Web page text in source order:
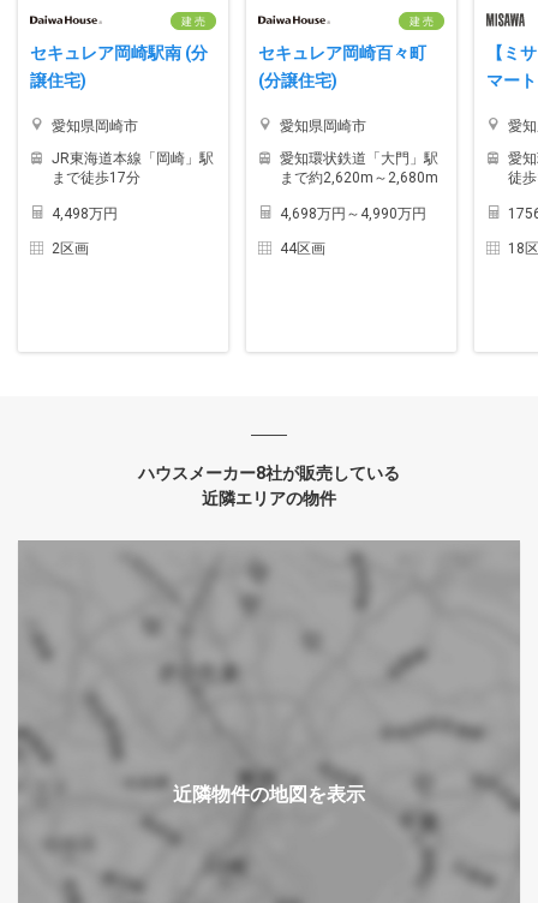
建 売
セキュレア岡崎駅南 (分
譲住宅)
愛知県岡崎市
JR東海道本線「岡崎」駅
まで徒歩17分
4,498万円
2区画
建 売
セキュレア岡崎百々町
(分譲住宅)
愛知県岡崎市
愛知環状鉄道「大門」駅
まで約2,620m～2,680m
4,698万円～4,990万円
44区画
【ミ
マー
愛
愛
徒
18
ハウスメーカー8社が販売している
近隣エリアの物件